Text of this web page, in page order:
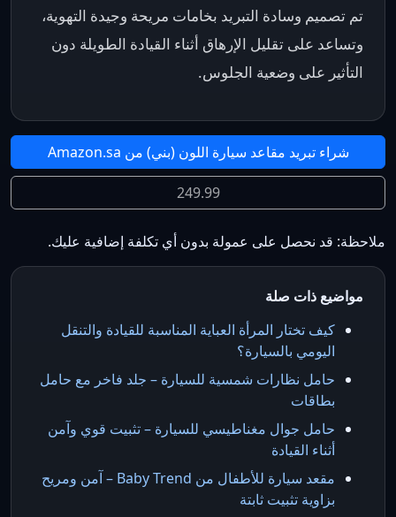
تم تصميم وسادة التبريد بخامات مريحة وجيدة التهوية،
وتساعد على تقليل الإرهاق أثناء القيادة الطويلة دون
التأثير على وضعية الجلوس.
شراء تبريد مقاعد سيارة اللون (بني) من Amazon.sa
249.99
ملاحظة: قد نحصل على عمولة بدون أي تكلفة إضافية عليك.
مواضيع ذات صلة
كيف تختار المرأة العباية المناسبة للقيادة والتنقل
اليومي بالسيارة؟
حامل نظارات شمسية للسيارة – جلد فاخر مع حامل
بطاقات
حامل جوال مغناطيسي للسيارة – تثبيت قوي وآمن
أثناء القيادة
مقعد سيارة للأطفال من Baby Trend – آمن ومريح
بزاوية تثبيت ثابتة